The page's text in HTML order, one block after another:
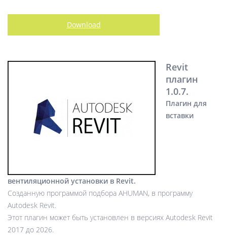
Download
Revit
плагин
1.0.7.
Плагин для
вставки
вентиляционной установки в Revit.
Созданную программой подбора AHUMAN, в программу
Autodesk Revit.
Этот плагин может быть установлен в версиях Autodesk Revit
2017 до 2026.